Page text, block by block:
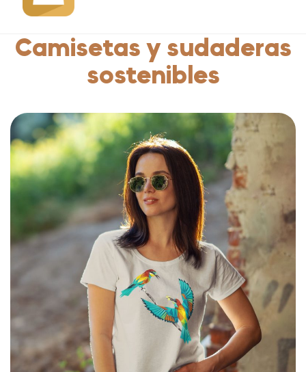
Camisetas y sudaderas
sostenibles